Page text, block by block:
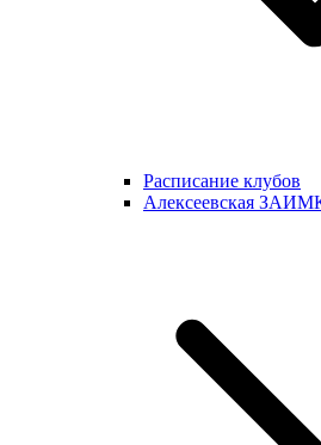
Расписание клубов
Алексеевская